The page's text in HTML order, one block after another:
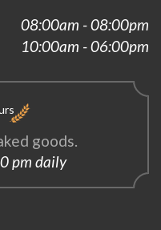
08:00am - 08:00pm
10:00am - 06:00pm
goods.
pm daily